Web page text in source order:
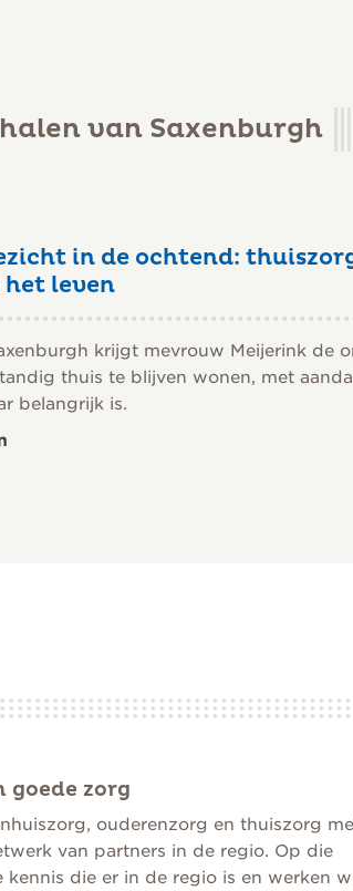
van Saxenburgh
in de ochtend:
het leven
krijgt mevrouw Meijerink de
thuis te blijven wonen, met
belangrijk is.
goede zorg
ouderenzorg en thuiszorg
van partners in de regio. Op die
kennis die er in de regio is en werken